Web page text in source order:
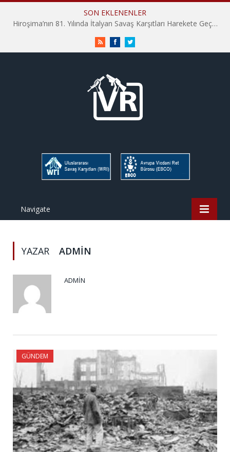
SON EKLENENLER
Hiroşima’nın 81. Yılında İtalyan Savaş Karşıtları Harekete Geçti: “Hatırlamak yeterli değil”
RSS FacebookTwitter
Navigate
YAZAR ADMIN
ADMIN
GÜNDEM